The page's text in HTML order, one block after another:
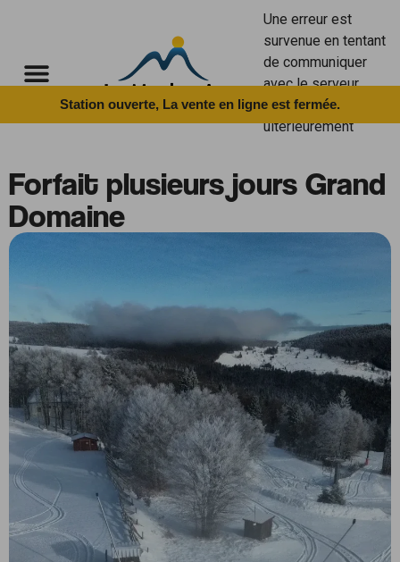
Une erreur est
survenue en tentant
de communiquer
avec le serveur.
Merci de réessayer
ultérieurement
Station ouverte, La vente en ligne est fermée.
Forfait plusieurs jours Grand
Domaine